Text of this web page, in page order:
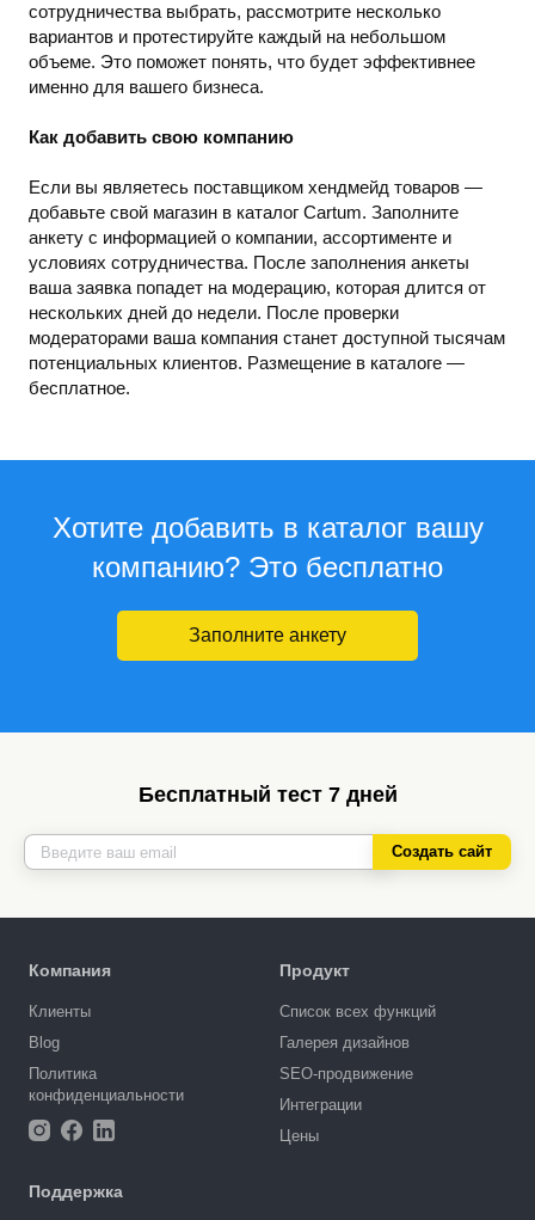
сотрудничества выбрать, рассмотрите несколько
вариантов и протестируйте каждый на небольшом
объеме. Это поможет понять, что будет эффективнее
именно для вашего бизнеса.
Как добавить свою компанию
Если вы являетесь поставщиком хендмейд товаров —
добавьте свой магазин в каталог Cartum. Заполните
анкету с информацией о компании, ассортименте и
условиях сотрудничества. После заполнения анкеты
ваша заявка попадет на модерацию, которая длится от
нескольких дней до недели. После проверки
модераторами ваша компания станет доступной тысячам
потенциальных клиентов. Размещение в каталоге —
бесплатное.
Хотите добавить в каталог вашу
компанию? Это бесплатно
Заполните анкету
Бесплатный тест 7 дней
Создать сайт
Компания
Клиенты
Blog
Политика
конфиденциальности
Продукт
Список всех функций
Галерея дизайнов
SEO-продвижение
Интеграции
Цены
Поддержка